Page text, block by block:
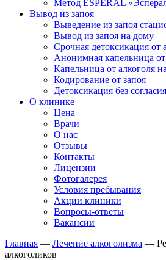
Метод ESPERAL
Вывод из запоя
Выведение из запоя
Вывод из запоя на дому
Срочная детоксикация от
Анонимная капельница от
Капельница от алкоголя
Кодирование от запоя
Детоксикация без
О клинике
Цена
Врачи
О нас
Отзывы
Контакты
Лицензии
Фотогалерея
Условия пребывания
Акции клиники
Вопросы-ответы
Вакансии
Главная — Лечение алкоголизма —
алкоголиков